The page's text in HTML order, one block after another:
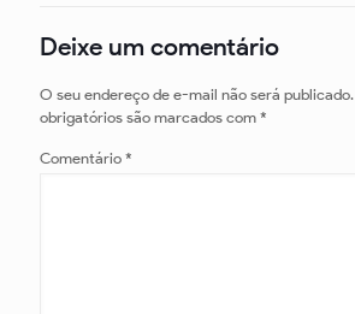
Deixe um comentário
O seu endereço de e-mail não será publicado.
obrigatórios são marcados com *
Comentário *